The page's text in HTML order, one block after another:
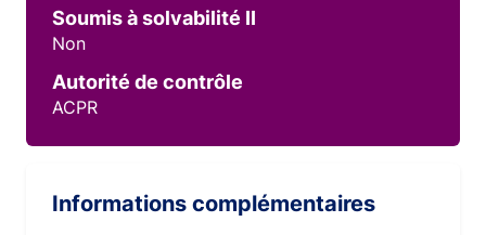
Soumis à solvabilité II
Non
Autorité de contrôle
ACPR
Informations complémentaires